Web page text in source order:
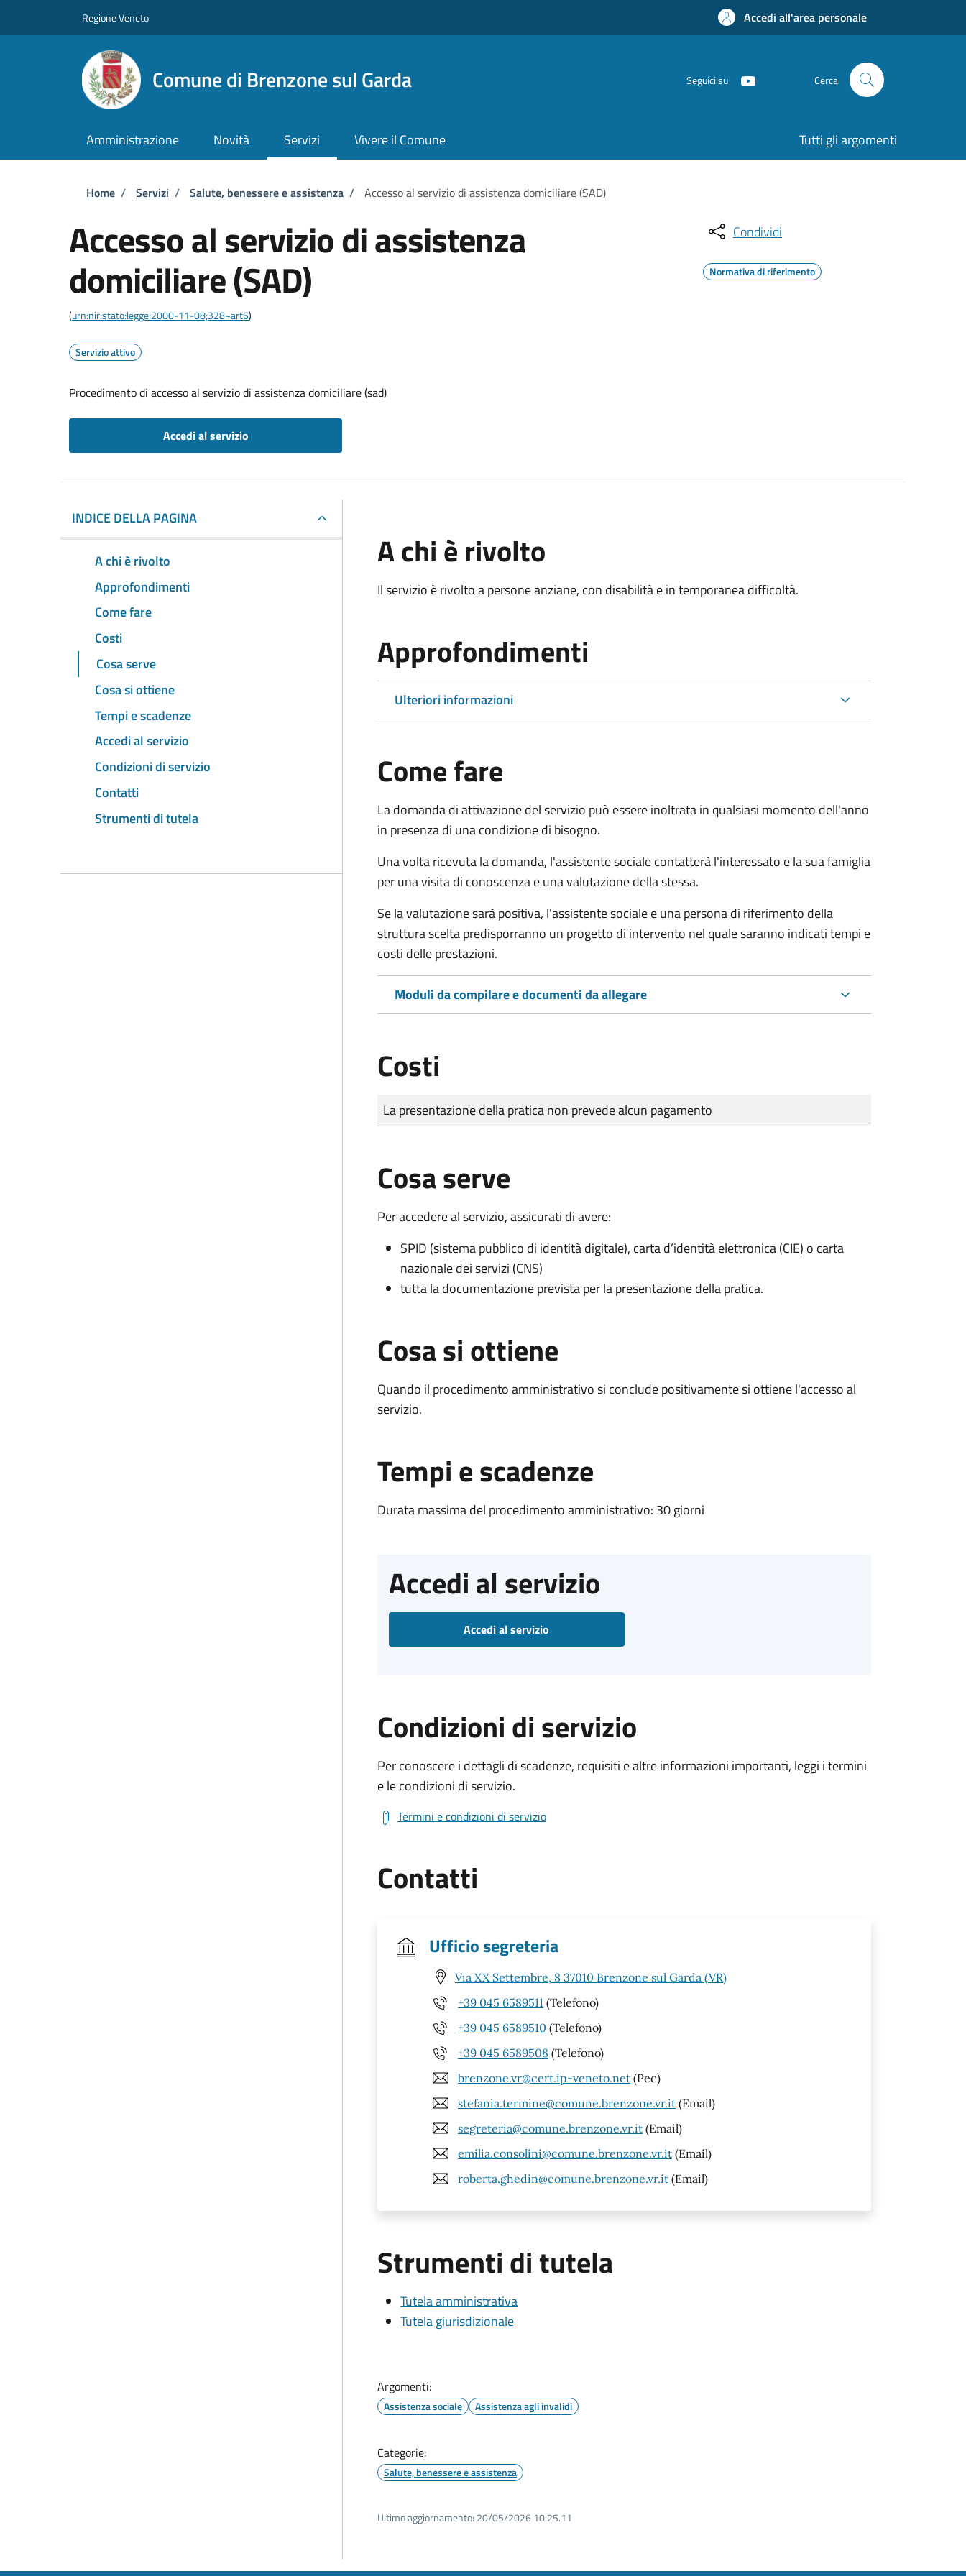
Regione Veneto Accedi all'area personale
Comune di Brenzone sul Garda Seguici su Cerca
Amministrazione Novità Servizi Vivere il Comune Tutti gli argomenti
Briciole di pane
Home / Servizi / Salute, benessere e assistenza / Accesso al servizio di assistenza domiciliare (SAD)
Accesso al servizio di assistenza
domiciliare (SAD)
(urn:nir:stato:legge:2000-11-08;328~art6)
Servizio attivo
Procedimento di accesso al servizio di assistenza domiciliare (sad)
Accedi al servizio
Condividi
Normativa di riferimento
INDICE DELLA PAGINA
A chi è rivolto
Approfondimenti
Come fare
Costi
Cosa serve
Cosa si ottiene
Tempi e scadenze
Accedi al servizio
Condizioni di servizio
Contatti
Strumenti di tutela
A chi è rivolto
Il servizio è rivolto a persone anziane, con disabilità e in temporanea difficoltà.
Approfondimenti
Ulteriori informazioni
Come fare
La domanda di attivazione del servizio può essere inoltrata in qualsiasi momento dell'anno
in presenza di una condizione di bisogno.
Una volta ricevuta la domanda, l'assistente sociale contatterà l'interessato e la sua famiglia
per una visita di conoscenza e una valutazione della stessa.
Se la valutazione sarà positiva, l'assistente sociale e una persona di riferimento della
struttura scelta predisporranno un progetto di intervento nel quale saranno indicati tempi e
costi delle prestazioni.
Moduli da compilare e documenti da allegare
Costi
Tipo di pagamento
Importo
La presentazione della pratica non prevede alcun pagamento
Cosa serve
Per accedere al servizio, assicurati di avere:
SPID (sistema pubblico di identità digitale), carta d’identità elettronica (CIE) o carta
nazionale dei servizi (CNS)
tutta la documentazione prevista per la presentazione della pratica.
Cosa si ottiene
Quando il procedimento amministrativo si conclude positivamente si ottiene l'accesso al
servizio.
Tempi e scadenze
Durata massima del procedimento amministrativo: 30 giorni
Accedi al servizio
Accedi al servizio
Condizioni di servizio
Per conoscere i dettagli di scadenze, requisiti e altre informazioni importanti, leggi i termini
e le condizioni di servizio.
Termini e condizioni di servizio
Contatti
Ufficio segreteria
Via XX Settembre, 8 37010 Brenzone sul Garda (VR)
+39 045 6589511 (Telefono)
+39 045 6589510 (Telefono)
+39 045 6589508 (Telefono)
brenzone.vr@cert.ip-veneto.net (Pec)
stefania.termine@comune.brenzone.vr.it (Email)
segreteria@comune.brenzone.vr.it (Email)
emilia.consolini@comune.brenzone.vr.it (Email)
roberta.ghedin@comune.brenzone.vr.it (Email)
Strumenti di tutela
Tutela amministrativa
Tutela giurisdizionale
Argomenti:
Assistenza sociale Assistenza agli invalidi
Categorie:
Salute, benessere e assistenza
Ultimo aggiornamento: 20/05/2026 10:25.11